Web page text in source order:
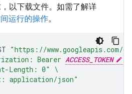
以下载文件。如需了解详
运行的操作。
"https://
Bearer ACCESS_TOKEN
Length: 0"
\
application/json"